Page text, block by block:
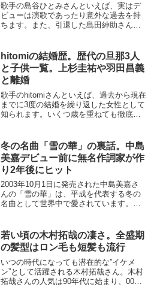
歌手の島谷ひとみさんといえば、実はデ
ビューは演歌であったり意外な過去を持
ちます。また、引退した島田紳助さんと
んの島田紳助さん関連の告発をすると、
島谷ひとみさんにも飛...
hitomiの結婚歴。歴代の旦那3人
と子供一覧。上杉圭祐や羽田昌義
と離婚
歌手のhitomiさんといえば、過去から現在
までに3度の結婚を繰り返した女性として
知られます。いくつ歳を重ねても徹底し
にモテモテでした。今日は、hitomiさんの
歴代...
冬の名曲「雪の華」の裏話。中島
美嘉デビュー前に無名作詞家が作
り2年後にヒット
2003年10月1日に発売された中島美嘉さ
んの「雪の華」は、平成を代表する冬の
名曲として世界中で愛されています。
さん、徳永英明さん、藤井フミヤさん、
鬼龍院翔さん、華原朋...
若い頃の木村拓哉の凄さ。全盛期
の髪型はロン毛も短髪も流行
いつの時代になっても潜在的な”イケメ
ン”として活躍される木村拓哉さん。木村
拓哉さんの人気は90年代に始まり、00年